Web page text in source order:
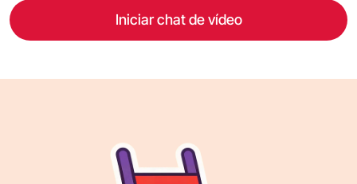
Iniciar chat de vídeo